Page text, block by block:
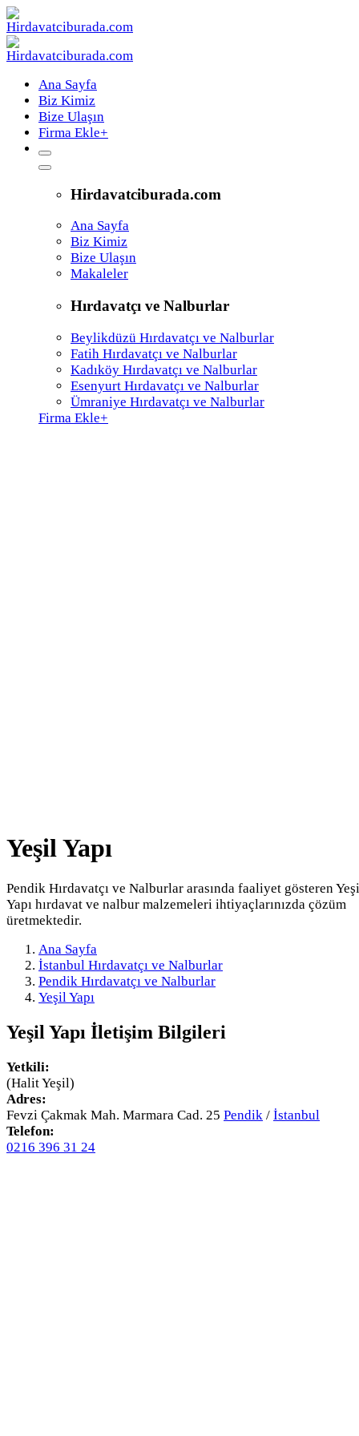
Ana Sayfa
Biz Kimiz
Bize Ulaşın
Firma Ekle+
Hirdavatciburada.com
Ana Sayfa
Biz Kimiz
Bize Ulaşın
Makaleler
Hırdavatçı ve Nalburlar
Beylikdüzü Hırdavatçı ve Nalburlar
Fatih Hırdavatçı ve Nalburlar
Kadıköy Hırdavatçı ve Nalburlar
Esenyurt Hırdavatçı ve Nalburlar
Ümraniye Hırdavatçı ve Nalburlar
Firma Ekle+
Yeşil Yapı
Pendik Hırdavatçı ve Nalburlar arasında faaliyet gösteren
Yapı hırdavat ve nalbur malzemeleri ihtiyaçlarınızda çözüm
üretmektedir.
Ana Sayfa
İstanbul Hırdavatçı ve Nalburlar
Pendik Hırdavatçı ve Nalburlar
Yeşil Yapı
Yeşil Yapı İletişim Bilgileri
Yetkili:
(Halit Yeşil)
Adres:
Fevzi Çakmak Mah. Marmara Cad. 25 Pendik / İstanbul
Telefon:
0216 396 31 24